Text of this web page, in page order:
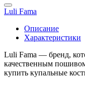
Luli Fama
Описание
Характеристики
Luli Fama — бренд,
качественным
купить купальные